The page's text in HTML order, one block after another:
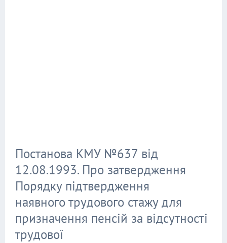
Постанова КМУ №637 від
12.08.1993. Про затвердження
Порядку підтвердження
наявного трудового стажу для
призначення пенсій за відсутності
трудової